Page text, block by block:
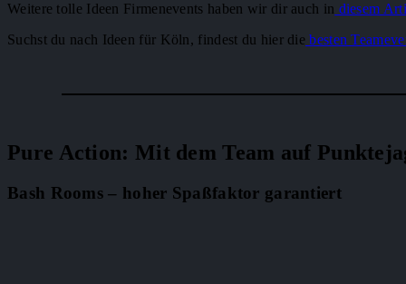
Weitere tolle Ideen Firmenevents haben wir dir auch in diesem
Suchst du nach Ideen für Köln, findest du hier die besten
Pure Action: Mit dem Team auf
Bash Rooms – hoher Spaßfaktor garantiert